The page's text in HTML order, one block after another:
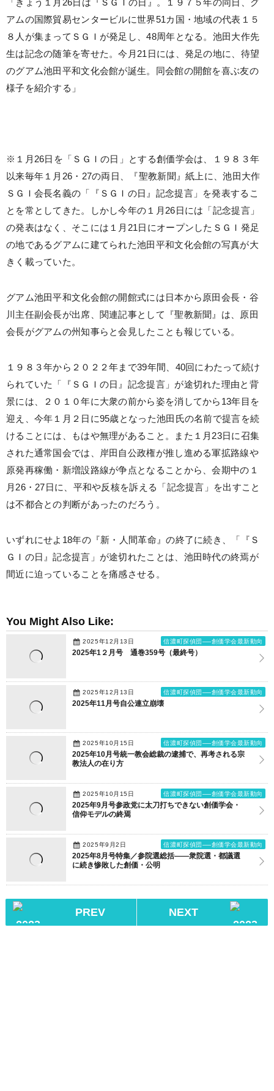
「きょう１月26日は『ＳＧＩの日』。１９７５年の同日、グ
アムの国際貿易センタービルに世界51カ国・地域の代表１５
８人が集まってＳＧＩが発足し、48周年となる。池田大作先
生は記念の随筆を寄せた。今月21日には、発足の地に、待望
のグアム池田平和文化会館が誕生。同会館の開館を喜ぶ友の
様子を紹介する」
※１月26日を「ＳＧＩの日」とする創価学会は、１９８３年
以来毎年１月26・27の両日、『聖教新聞』紙上に、池田大作
ＳＧＩ会長名義の「『ＳＧＩの日』記念提言」を発表するこ
とを常としてきた。しかし今年の１月26日には「記念提言」
の発表はなく、そこには１月21日にオープンしたＳＧＩ発足
の地であるグアムに建てられた池田平和文化会館の写真が大
きく載っていた。
グアム池田平和文化会館の開館式には日本から原田会長・谷
川主任副会長が出席、関連記事として『聖教新聞』は、原田
会長がグアムの州知事らと会見したことも報じている。
１９８３年から２０２２年まで39年間、40回にわたって続け
られていた「『ＳＧＩの日』記念提言」が途切れた理由と背
景には、２０１０年に大衆の前から姿を消してから13年目を
迎え、今年１月２日に95歳となった池田氏の名前で提言を続
けることには、もはや無理があること。また１月23日に召集
された通常国会では、岸田自公政権が推し進める軍拡路線や
原発再稼働・新増設路線が争点となることから、会期中の１
月26・27日に、平和や反核を訴える「記念提言」を出すこと
は不都合との判断があったのだろう。
いずれにせよ18年の『新・人間革命』の終了に続き、「『Ｓ
ＧＩの日』記念提言」が途切れたことは、池田時代の終焉が
間近に迫っていることを痛感させる。
You Might Also Like:
2025年12月13日 信濃町探偵団──創価学会最新動向
2025年1２月号 通巻359号（最終号）
2025年12月13日 信濃町探偵団──創価学会最新動向
2025年11月号自公連立崩壊
2025年10月15日 信濃町探偵団──創価学会最新動向
2025年10月号統一教会総裁の逮捕で、再考される宗
教法人の在り方
2025年10月15日 信濃町探偵団──創価学会最新動向
2025年9月号参政党に太刀打ちできない創価学会・
信仰モデルの終焉
2025年9月2日 信濃町探偵団──創価学会最新動向
2025年8月号特集／参院選総括――衆院選・都議選
に続き惨敗した創価・公明
PREV NEXT